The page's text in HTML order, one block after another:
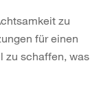
zu
für einen
zu schaffen, was